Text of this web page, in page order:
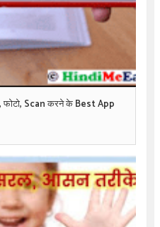
Scan करने के Best App